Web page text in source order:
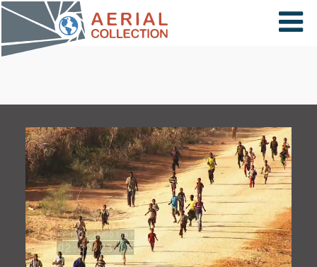
×
PAYS
CARTE
COLLECTIONS